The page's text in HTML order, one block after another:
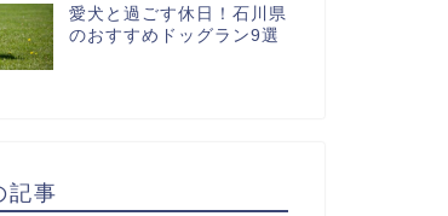
愛犬と過ごす休日！石川県
のおすすめドッグラン9選
記事